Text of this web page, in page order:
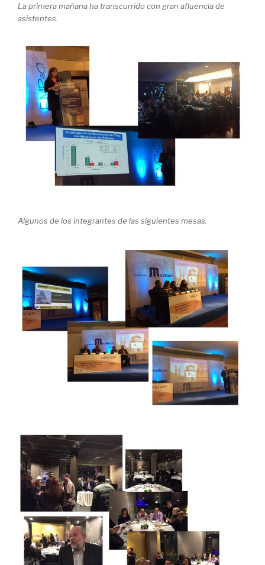
La primera mañana ha transcurrido con gran afluencia de
asistentes.
Algunos de los integrantes de las siguientes mesas.